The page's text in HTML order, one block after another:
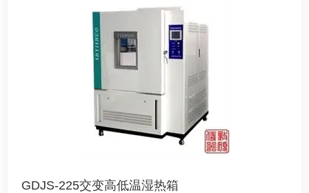
GDJS-225交变高低温湿热箱